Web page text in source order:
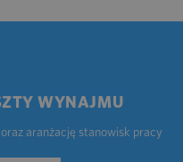
WYNAJMU
aranżację stanowisk pracy